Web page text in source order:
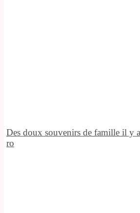
Des doux souvenirs de famille il y
ro